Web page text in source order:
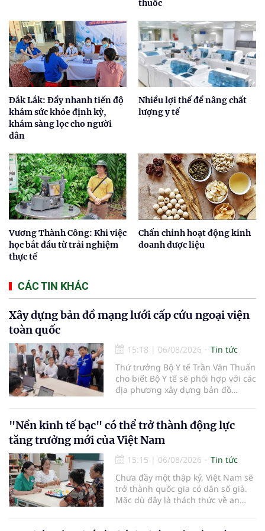
thuốc
Đắk Lắk: Đẩy nhanh tiến độ
khám sức khỏe định kỳ,
khám sàng lọc cho người
dân
Nhiều lợi thế để nâng chất
lượng y tế
Vương Thành Công: Khi việc
học bắt đầu từ trải nghiệm
thực tế
Chấn chỉnh hoạt động kinh
doanh dược liệu
CÁC TIN KHÁC
Xây dựng bản đồ mạng lưới cấp cứu ngoại viện
toàn quốc
15:18 | 06/08/2026
Tin tức
Thứ trưởng Bộ Y tế Trần Văn Thuấn
cho biết Bộ Y tế sẽ phối hợp với các
địa phương xây dựng bản đồ
thiện cơ chế tài chính và đa dạng
hóa phương tiện nhằm nâng cao
năng lực cấp cứu trước viện trên
phạm vi cả nước.
"Nền kinh tế bạc" có thể trở thành động lực
tăng trưởng mới của Việt Nam
15:15 | 06/08/2026
Tin tức
Chưa đầy một thập kỷ, Việt Nam sẽ
trở thành quốc gia có dân số già.
Mặc dù đây là thách thức về an